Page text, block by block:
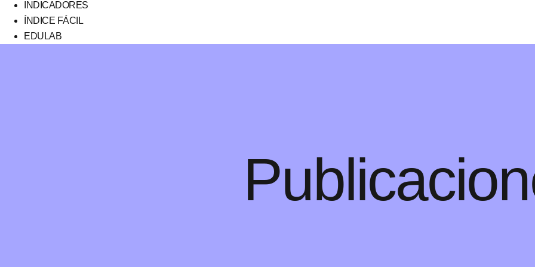
INDICADORES
ÍNDICE FÁCIL
EDULAB